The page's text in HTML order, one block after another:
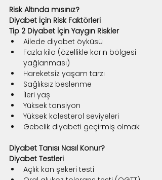
Risk Altında mısınız?
Diyabet İçin Risk Faktörleri
Tip 2 Diyabet İçin Yaygın Riskler
Ailede diyabet öyküsü
Fazla kilo (özellikle karın bölgesi
yağlanması)
Hareketsiz yaşam tarzı
Sağlıksız beslenme
İleri yaş
Yüksek tansiyon
Yüksek kolesterol seviyeleri
Gebelik diyabeti geçirmiş olmak
Diyabet Tanısı Nasıl Konur?
Diyabet Testleri
Açlık kan şekeri testi